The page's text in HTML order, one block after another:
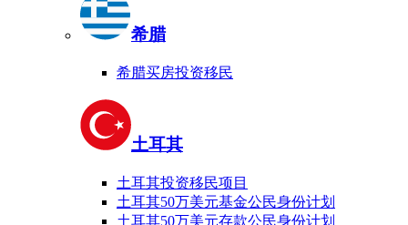
希腊
希腊买房投资移民
土耳其
土耳其投资移民项目
土耳其50万美元基金公民身份计划
土耳其50万美元存款公民身份计划